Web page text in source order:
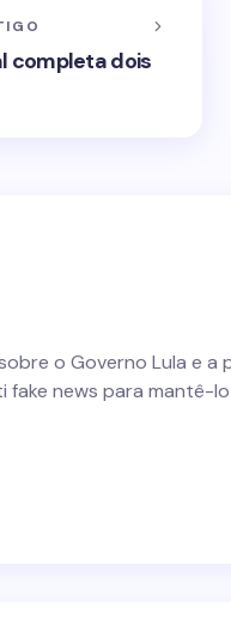
completa dois
o Governo Lula e
fake news para mantê-